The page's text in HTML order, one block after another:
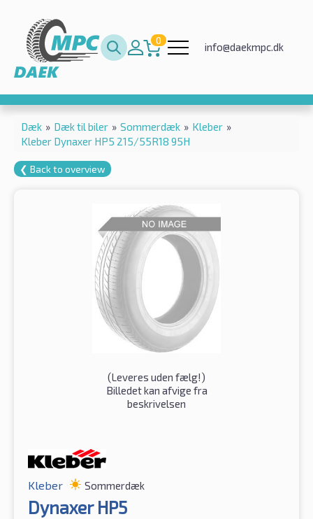
0
info@daekmpc.dk
Dæk » Dæk til biler » Sommerdæk » Kleber »
Kleber Dynaxer HP5 215/55R18 95H
❮ Back to overview
(Leveres uden fælg!)
Billedet kan afvige fra
beskrivelsen
Kleber Sommerdæk
Dynaxer HP5